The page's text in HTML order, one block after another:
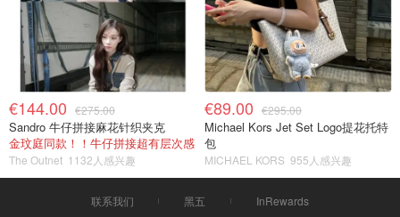
€144.00 €275.00
Sandro 牛仔拼接麻花针织夹克
金玟庭同款！！牛仔拼接超有层次感
The Outnet 1132人感兴趣
€89.00 €295.00
Michael Kors Jet Set Logo提花托特
包
MICHAEL KORS 955人感兴趣
联系我们 黑五
InRewards